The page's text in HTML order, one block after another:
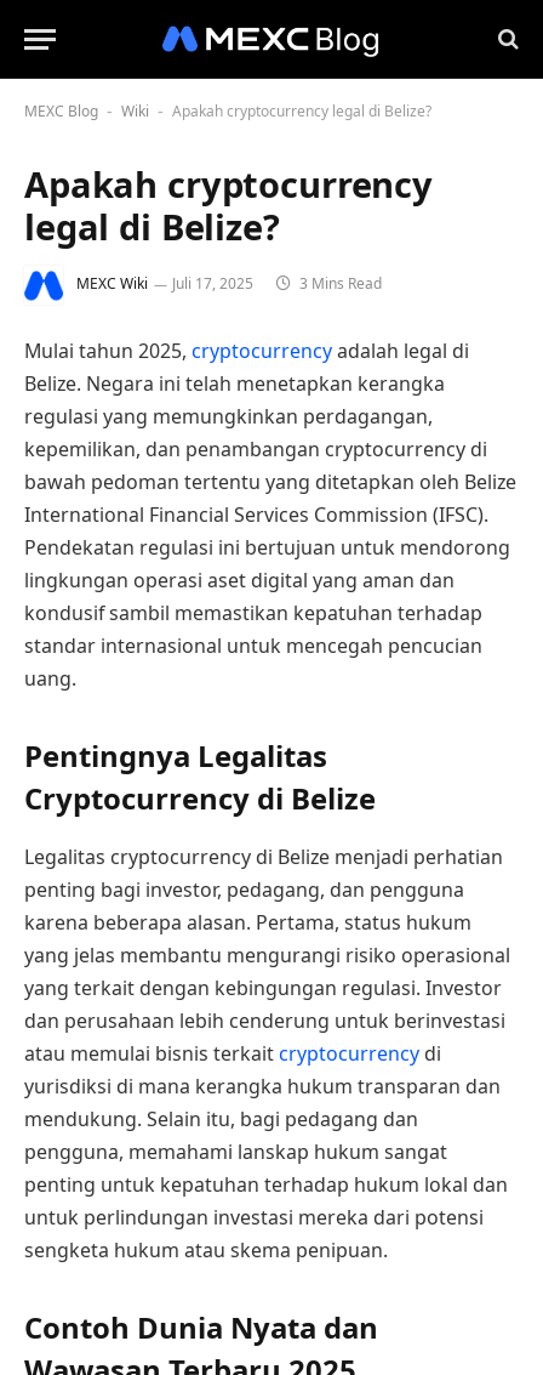
MEXC Blog - Wiki - Apakah cryptocurrency legal di Belize?
Apakah cryptocurrency
legal di Belize?
MEXC Wiki Juli 17, 2025 3 Mins Read
Mulai tahun 2025, cryptocurrencyadalah legal di
Belize. Negara ini telah menetapkan kerangka
regulasi yang memungkinkan perdagangan,
kepemilikan, dan penambangan cryptocurrency di
bawah pedoman tertentu yang ditetapkan oleh Belize
International Financial Services Commission (IFSC).
Pendekatan regulasi ini bertujuan untuk mendorong
lingkungan operasi aset digital yang aman dan
kondusif sambil memastikan kepatuhan terhadap
standar internasional untuk mencegah pencucian
uang.
Pentingnya Legalitas
Cryptocurrency di Belize
Legalitas cryptocurrency di Belize menjadi perhatian
penting bagi investor, pedagang, dan pengguna
karena beberapa alasan. Pertama, status hukum
yang jelas membantu mengurangi risiko operasional
yang terkait dengan kebingungan regulasi. Investor
dan perusahaan lebih cenderung untuk berinvestasi
atau memulai bisnis terkaitcryptocurrency di
yurisdiksi di mana kerangka hukum transparan dan
mendukung. Selain itu, bagi pedagang dan
pengguna, memahami lanskap hukum sangat
penting untuk kepatuhan terhadap hukum lokal dan
untuk perlindungan investasi mereka dari potensi
sengketa hukum atau skema penipuan.
Contoh Dunia Nyata dan